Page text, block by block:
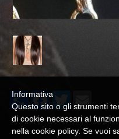
ShareFacebook
Informativa
Questo sito o gli strumenti
di cookie necessari al
nella cookie policy. Se vuoi